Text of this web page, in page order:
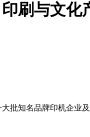
刷与文化
批知名品牌印机企业